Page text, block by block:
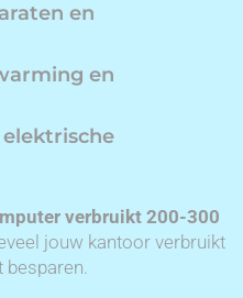
en
en
verbruikt 200-300
jouw kantoor verbruikt